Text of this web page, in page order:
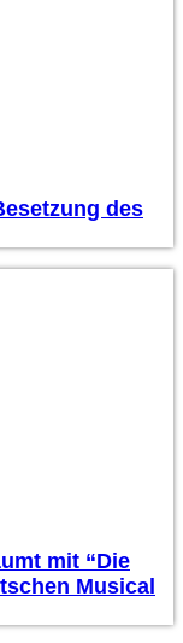
des
mit “Die
Musical